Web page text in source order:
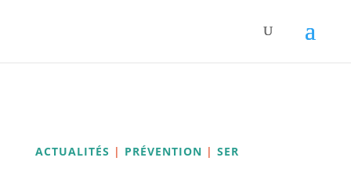
ACTUALITÉS | PRÉVENTION | SER